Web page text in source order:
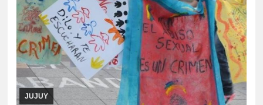
JUJUY
07/08/2026
La actividad se desarrollará este domingo desde las
17. Piden la donación de juguetes, libros que serán entregados a
un comedor comunitario. También ...